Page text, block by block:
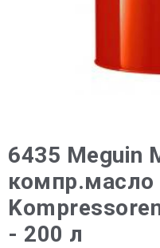
6435 Meguin
компр.масло
- 200 л